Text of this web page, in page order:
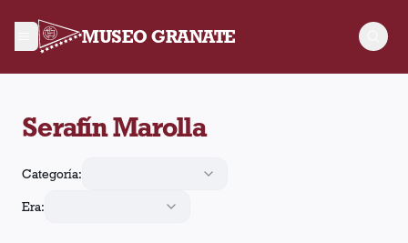
MUSEO GRANATE
Serafín Marolla
Categoría:
Era: